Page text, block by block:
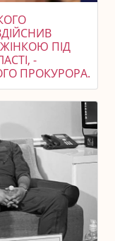
ПІД
-
ПРОКУРОРА.